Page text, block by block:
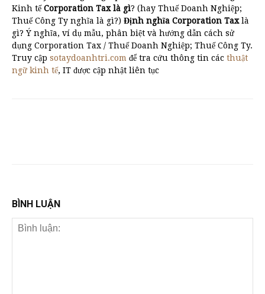
Kinh tếCorporation Tax là gì? (hay Thuế Doanh Nghiệp;
Thuế Công Ty nghĩa là gì?) Định nghĩa Corporation Taxlà
gì? Ý nghĩa, ví dụ mẫu, phân biệt và hướng dẫn cách sử
dụng Corporation Tax / Thuế Doanh Nghiệp; Thuế Công Ty.
Truy cập sotaydoanhtri.com để tra cứu thông tin các thuật
ngữ kinh tế, IT được cập nhật liên tục
BÌNH LUẬN